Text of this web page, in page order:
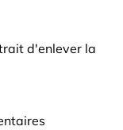
d'enlever la